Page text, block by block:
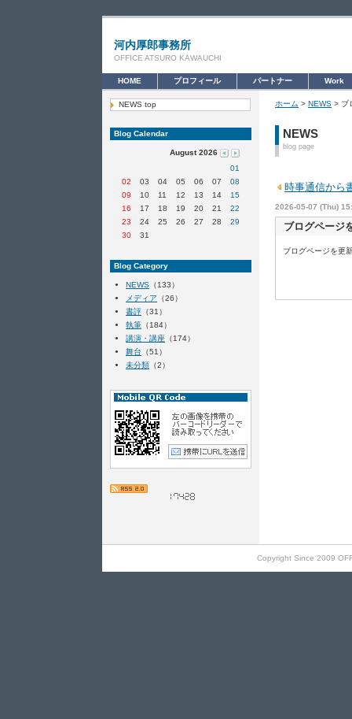
河内厚郎事務所
OFFICE ATSURO KAWAUCHI
HOME プロフィール パートナー Work
ホーム > NEWS > ブ
NEWS
blog page
時事通信から
2026-05-07 (Thu)
ブログページ
ブログページ
NEWS top
Blog Calendar
August 2026
01
02
03 04 05 06 07
08
09
10 11 12 13 14
15
16
17 18 19 20 21
22
23
24 25 26 27 28
29
30
31
Blog Category
NEWS （133）
メディア （26）
書評 （31）
執筆 （184）
講演・講座 （174）
舞台 （51）
未分類 （2）
Copyright Since 2009